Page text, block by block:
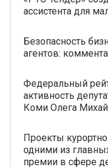
ассистента для
Безопасность
агентов:
Федеральный
активность
Коми Олега
Проекты
одними из
премии в сфере